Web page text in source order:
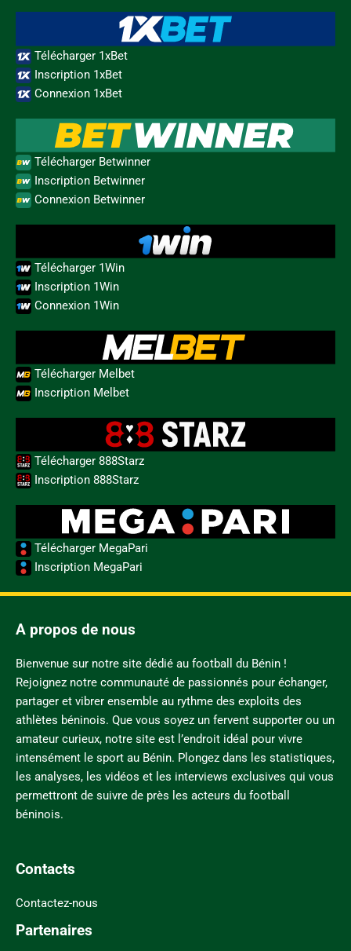
Télécharger 1xBet
Inscription 1xBet
Connexion 1xBet
Télécharger Betwinner
Inscription Betwinner
Connexion Betwinner
Télécharger 1Win
Inscription 1Win
Connexion 1Win
Télécharger Melbet
Inscription Melbet
Télécharger 888Starz
Inscription 888Starz
Télécharger MegaPari
Inscription MegaPari
A propos de nous
Bienvenue sur notre site dédié au football du Bénin !
Rejoignez notre communauté de passionnés pour échanger,
partager et vibrer ensemble au rythme des exploits des
athlètes béninois. Que vous soyez un fervent supporter ou un
amateur curieux, notre site est l’endroit idéal pour vivre
intensément le sport au Bénin. Plongez dans les statistiques,
les analyses, les vidéos et les interviews exclusives qui vous
permettront de suivre de près les acteurs du football
béninois.
Contacts
Contactez-nous
Partenaires